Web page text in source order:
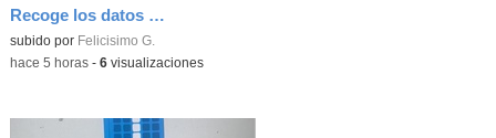
Recoge los datos en una gráfica programando tu placa microbit con MakeCode y conoce la Tª y nivel de luz en este eclipse
Contenido educativo.
subido por Felicisimo G.
-hace 5 horas- 6visualizaciones